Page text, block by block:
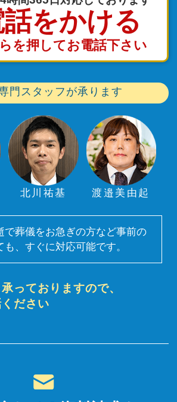
話をかける
を押してお電話下さい
門スタッフが承ります
北川祐基 渡邉美由起
で葬儀をお急ぎの方など事前の
も、すぐに対応可能です。
っておりますので、
ださい